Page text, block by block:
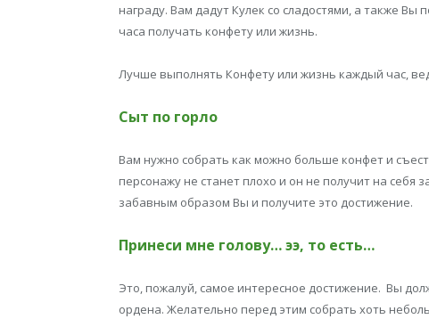
награду. Вам дадут Кулек со сладостями, а также
часа получать конфету или жизнь.
Лучше выполнять Конфету или жизнь каждый час,
Сыт по горло
Вам нужно собрать как можно больше конфет и
персонажу не станет плохо и он не получит на себя
забавным образом Вы и получите это достижение.
Принеси мне голову… ээ, то есть…
Это, пожалуй, самое интересное достижение. Вы
ордена. Желательно перед этим собрать хоть